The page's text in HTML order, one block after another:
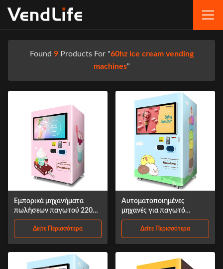
Found 9Products For "60hz ice cream vending
machines"
Εμπορικά μηχανήματα
πωλήσεων παγωτού 220V
60HZ Συστήματα MDB
Δείτε Περισσότερα
Αυτοματοποιημένες
μηχανές για παγωτό
εξωτερικά 0,85KW 4G
συνδεδεμένες
Δείτε Περισσότερα